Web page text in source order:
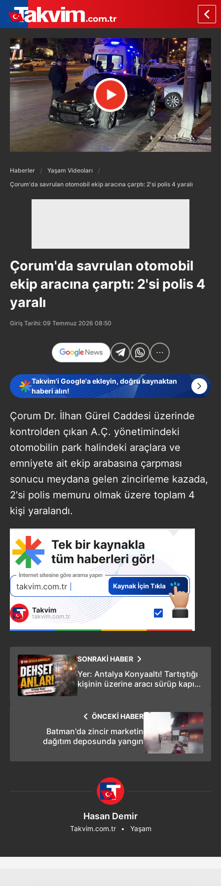
Haberler
Yaşam Videoları
Çorum'da savrulan otomobil ekip aracına çarptı: 2'si polis 4 yaralı
Çorum'da savrulan otomobil
ekip aracına çarptı: 2'si polis 4
yaralı
Giriş Tarihi: 09 Temmuz 2026 08:50
Takvim'i Google'a ekleyin, doğru kaynaktan
haberi alın!
Çorum Dr. İlhan Gürel Caddesi üzerinde
kontrolden çıkan A.Ç. yönetimindeki
otomobilin park halindeki araçlara ve
emniyete ait ekip arabasına çarpması
sonucu meydana gelen zincirleme kazada,
2'si polis memuru olmak üzere toplam 4
kişi yaralandı.
SONRAKİ HABER
Yer: Antalya Konyaaltı! Tartıştığı
kişinin üzerine aracı sürüp kapıya
ÖNCEKİ HABER
Batman'da zincir marketin
dağıtım deposunda yangın
Hasan Demir
Takvim.com.tr Yaşam